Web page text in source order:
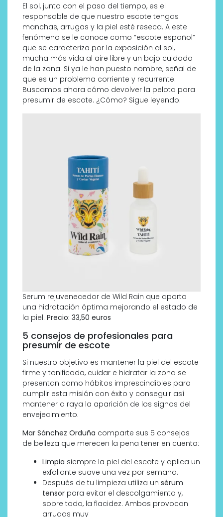
El sol, junto con el paso del tiempo, es el
responsable de que nuestro escote tengas
manchas, arrugas y la piel esté reseca. A este
fenómeno se le conoce como “escote español”
que se caracteriza por la exposición al sol,
mucha más vida al aire libre y un bajo cuidado
de la zona. Si ya le han puesto nombre, señal de
que es un problema corriente y recurrente.
Buscamos ahora cómo devolver la pelota para
presumir de escote. ¿Cómo? Sigue leyendo.
Serum rejuvenecedor de Wild Rain que aporta
una hidratación óptima mejorando el estado de
la piel. Precio: 33,50 euros
5 consejos de profesionales para
presumir de escote
Si nuestro objetivo es mantener la piel del escote
firme y tonificada, cuidar e hidratar la zona se
presentan como hábitos imprescindibles para
cumplir esta misión con éxito y conseguir así
mantener a raya la aparición de los signos del
envejecimiento.
Mar Sánchez Orduña comparte sus 5 consejos
de belleza que merecen la pena tener en cuenta:
Limpia siempre la piel del escote y aplica un
exfoliante suave una vez por semana.
Después de tu limpieza utiliza un sérum
tensor para evitar el descolgamiento y,
sobre todo, la flacidez. Ambos provocan
arrugas muy